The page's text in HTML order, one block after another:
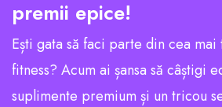
premii epice!
Ești gata să faci parte din cea
fitness? Acum ai șansa să câștigi
suplimente premium și un tricou